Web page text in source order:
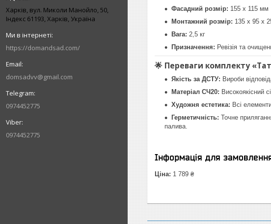
Харків, вул. Миколи Манойло, 50,
Індекс 61193, Харків, Україна
https://domandsad.com/
domsadvv@gmail.com
0974452775
0974452775
Фасадний розмір: 155 х 115 мм
Монтажний розмір: 135 х 95 х
Вага: 2,5 кг
Призначення: Ревізія та
🌟 Переваги комплекту
Якість за ДСТУ: Вироби
Матеріал СЧ20: Високоякісний
Художня естетика: Всі
Герметичність: Точне
палива.
Інформація для
Ціна: 1 789 ₴